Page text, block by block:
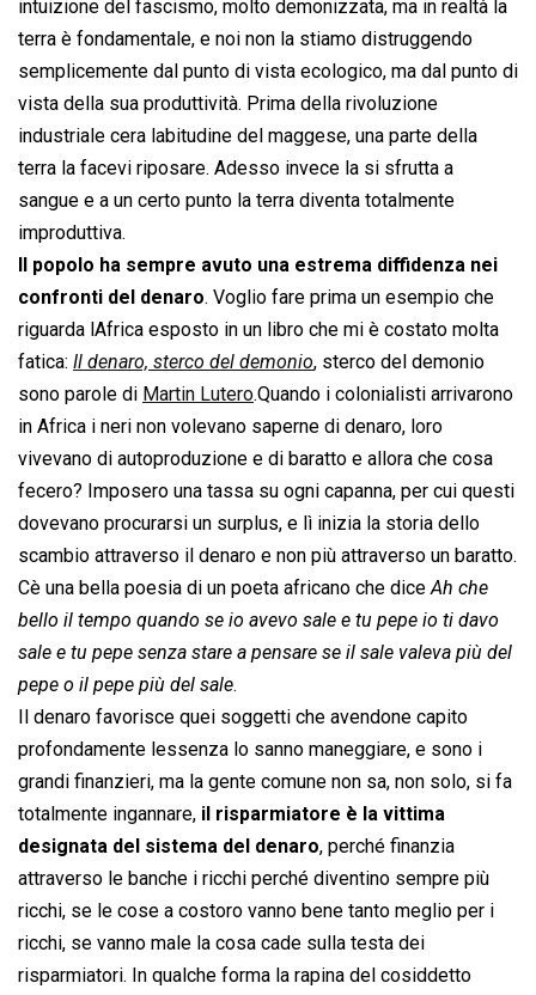
intuizione del fascismo, molto demonizzata, ma in realtà la
terra è fondamentale, e noi non la stiamo distruggendo
semplicemente dal punto di vista ecologico, ma dal punto di
vista della sua produttività. Prima della rivoluzione
industriale cera labitudine del maggese, una parte della
terra la facevi riposare. Adesso invece la si sfrutta a
sangue e a un certo punto la terra diventa totalmente
improduttiva.
Il popolo ha sempre avuto una estrema diffidenza nei
confronti del denaro. Voglio fare prima un esempio che
riguarda lAfrica esposto in un libro che mi è costato molta
fatica:  Il denaro, sterco del demonio, sterco del demonio
sono parole di Martin Lutero.Quando i colonialisti arrivarono
in Africa i neri non volevano saperne di denaro, loro
vivevano di autoproduzione e di baratto e allora che cosa
fecero? Imposero una tassa su ogni capanna, per cui questi
dovevano procurarsi un surplus, e lì inizia la storia dello
scambio attraverso il denaro e non più attraverso un baratto.
Cè una bella poesia di un poeta africano che dice Ah che
bello il tempo quando se io avevo sale e tu pepe io ti davo
sale e tu pepe senza stare a pensare se il sale valeva più del
pepe o il pepe più del sale.
Il denaro favorisce quei soggetti che avendone capito
profondamente lessenza lo sanno maneggiare, e sono i
grandi finanzieri, ma la gente comune non sa, non solo, si fa
totalmente ingannare, il risparmiatore è la vittima
designata del sistema del denaro, perché finanzia
attraverso le banche i ricchi perché diventino sempre più
ricchi, se le cose a costoro vanno bene tanto meglio per i
ricchi, se vanno male la cosa cade sulla testa dei
risparmiatori. In qualche forma la rapina del cosiddetto